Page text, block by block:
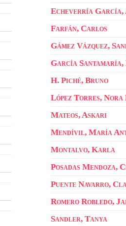
Echeverría García,
Farfán, Carlos
Gámez Vázquez,
García
H. Piché, Bruno
López Torres, Nora
Mateos, Askari
Mendívil, María
Montalvo, Karla
Posadas Mendoza,
Puente Navarro,
Romero Robledo,
Sandler, Tanya